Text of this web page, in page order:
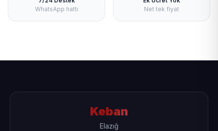
WhatsApp hattı
Net tek fiyat
Keban
Elazığ